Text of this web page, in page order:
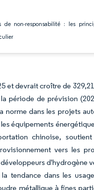
de non-responsabilité : les
et devrait croître de
période de prévision
norme dans les projets
équipements
chinoise,
vers les
d'hydrogène
tendance dans les
métallique à fines